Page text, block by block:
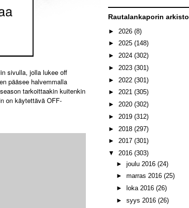
sivulla, jolla lukee off
pääsee halvemmalla
tarkoittaakin kuitenkin
on käytettävä OFF-
Rautalankaporin arkisto
► 2026 (8)
► 2025 (148)
► 2024 (302)
► 2023 (301)
► 2022 (301)
► 2021 (305)
► 2020 (302)
► 2019 (312)
► 2018 (297)
► 2017 (301)
▼ 2016 (303)
► joulu 2016 (24)
► marras 2016 (25)
►
loka 2016 (26)
► syys 2016 (26)